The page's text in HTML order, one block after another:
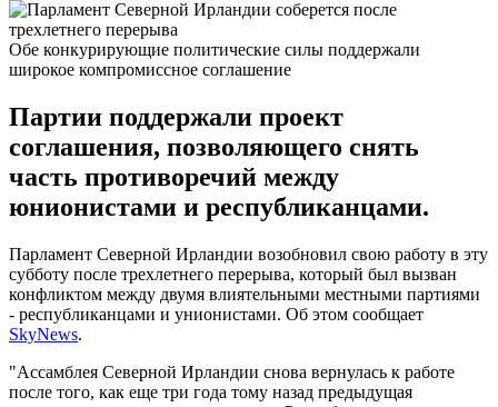
Обе конкурирующие политические силы поддержали
широкое компромиссное соглашение
Партии поддержали проект
соглашения, позволяющего снять
часть противоречий между
юнионистами и республиканцами.
Парламент Северной Ирландии возобновил свою работу в эту
субботу после трехлетнего перерыва, который был вызван
конфликтом между двумя влиятельными местными партиями
- республиканцами и унионистами. Об этом сообщает
SkyNews.
"Ассамблея Северной Ирландии снова вернулась к работе
после того, как еще три года тому назад предыдущая